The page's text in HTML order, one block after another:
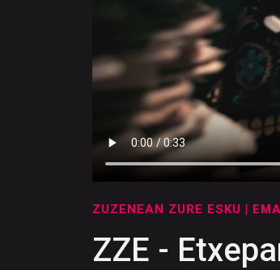
ZUZENEAN ZURE ESKU |
ZZE -